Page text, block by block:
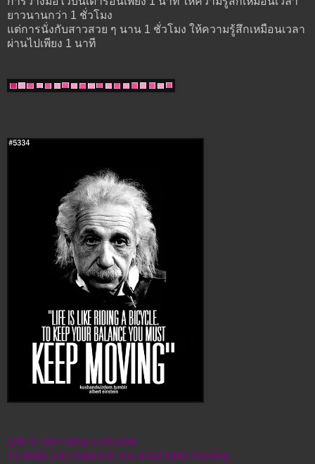
ยาวนานกว่า 1 ชั่วโมง
แต่การนั่งกับสาวสวย ๆ นาน 1 ชั่วโมง ให้ความรู้สึกเหมือนเวลา
ผ่านไปเพียง 1 นาที
Life is like riding a bicycle.
To keep your balance you must keep moving.